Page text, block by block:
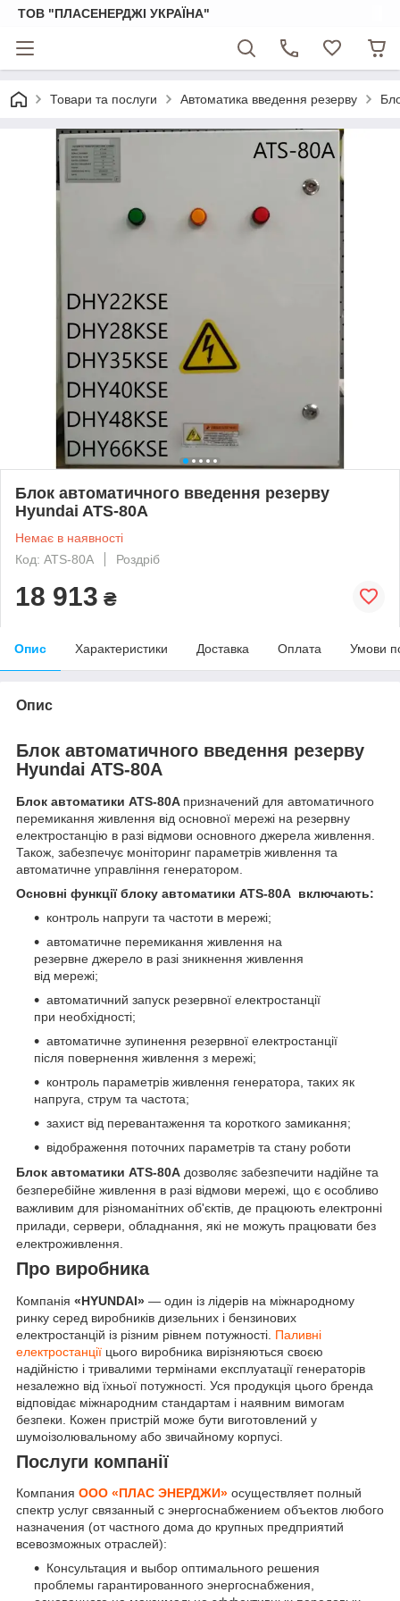
ТОВ "ПЛАСЕНЕРДЖІ УКРАЇНА"
Товари та послуги Автоматика введення резерву
Блок автоматичного введення резерву
Hyundai ATS-80A
Немає в наявності
Код: ATS-80A
Роздріб
18 913 ₴
Опис Характеристики Доставка Оплата Умови
Опис
Блок автоматичного введення резерву
Hyundai ATS-80A
Блок автоматики ATS-80A призначений для автоматичного
перемикання живлення від основної мережі на резервну
електростанцію в разі відмови основного джерела живлення.
Також, забезпечує моніторинг параметрів живлення та
автоматичне управління генератором.
Основні функції блоку автоматики ATS-80A включають:
контроль напруги та частоти в мережі;
автоматичне перемикання живлення на
резервне джерело в разі зникнення живлення
від мережі;
автоматичний запуск резервної електростанції
при необхідності;
автоматичне зупинення резервної електростанції
після повернення живлення з мережі;
контроль параметрів живлення генератора, таких як
напруга, струм та частота;
захист від перевантаження та короткого замикання;
відображення поточних параметрів та стану роботи
Блок автоматики ATS-80A дозволяє забезпечити надійне та
безперебійне живлення в разі відмови мережі, що є особливо
важливим для різноманітних об'єктів, де працюють електронні
прилади, сервери, обладнання, які не можуть працювати без
електроживлення.
Про виробника
Компанія «HYUNDAI» — один із лідерів на міжнародному
ринку серед виробників дизельних і бензинових
електростанцій із різним рівнем потужності. Паливні
електростанції цього виробника вирізняються своєю
надійністю і тривалими термінами експлуатації генераторів
незалежно від їхньої потужності. Уся продукція цього бренда
відповідає міжнародним стандартам і наявним вимогам
безпеки. Кожен пристрій може бути виготовлений у
шумоізолювальному або звичайному корпусі.
Послуги компанії
Компания ООО «ПЛАС ЭНЕРДЖИ» осуществляет полный
спектр услуг связанный с энергоснабжением объектов любого
назначения (от частного дома до крупных предприятий
всевозможных отраслей):
Консультация и выбор оптимального решения
проблемы гарантированного энергоснабжения,